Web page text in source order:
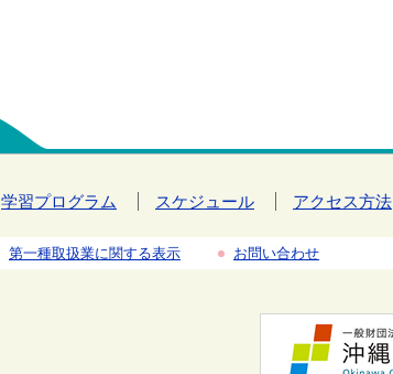
学習プログラム スケジュール アクセス方法
第一種取扱業に関する表示 お問い合わせ